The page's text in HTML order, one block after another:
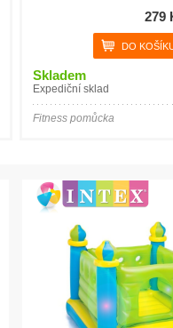
279
Skladem
Expediční sklad
Fitness pomůcka